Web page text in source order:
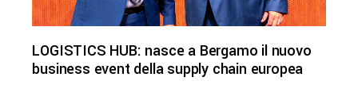
LOGISTICS HUB: nasce a Bergamo il nuovo
business event della supply chain europea